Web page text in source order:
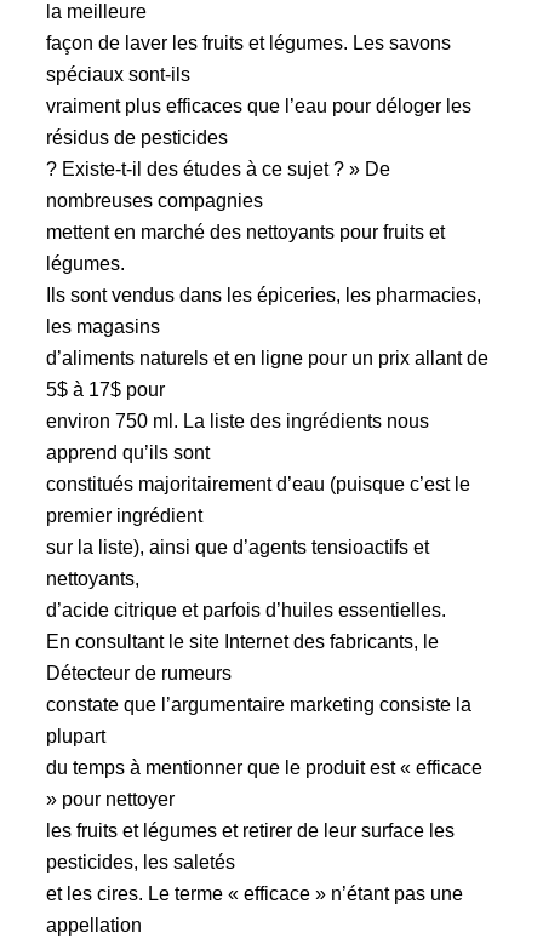
la meilleure
façon de laver les fruits et légumes. Les savons
spéciaux sont-ils
vraiment plus efficaces que l’eau pour déloger les
résidus de pesticides
? Existe-t-il des études à ce sujet ? » De
nombreuses compagnies
mettent en marché des nettoyants pour fruits et
légumes.
Ils sont vendus dans les épiceries, les pharmacies,
les magasins
d’aliments naturels et en ligne pour un prix allant de
5$ à 17$ pour
environ 750 ml. La liste des ingrédients nous
apprend qu’ils sont
constitués majoritairement d’eau (puisque c’est le
premier ingrédient
sur la liste), ainsi que d’agents tensioactifs et
nettoyants,
d’acide citrique et parfois d’huiles essentielles.
En consultant le site Internet des fabricants, le
Détecteur de rumeurs
constate que l’argumentaire marketing consiste la
plupart
du temps à mentionner que le produit est « efficace
» pour nettoyer
les fruits et légumes et retirer de leur surface les
pesticides, les saletés
et les cires. Le terme « efficace » n’étant pas une
appellation